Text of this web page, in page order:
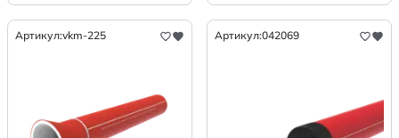
Артикул:vkm-225 Артикул:042069